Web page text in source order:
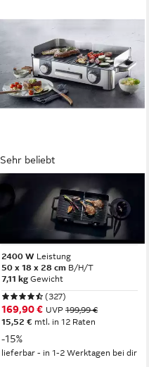
Sehr beliebt
WMF
Tischgrill Lono Master Grill,
getrennt regulierte Platten,
variable Temperaturen
2400 W Leistung
50 x 18 x 28 cm B/H/T
7,11 kg Gewicht
(327)
169,90 € UVP 199,99 €
15,52 € mtl. in 12 Raten
-15%
lieferbar - in 1-2 Werktagen bei dir